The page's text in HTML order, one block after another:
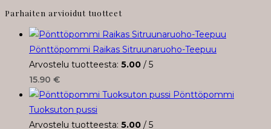
Parhaiten arvioidut tuotteet
Pönttöpommi Raikas Sitruunaruoho-Teepuu
Arvostelu tuotteesta: 5.00 / 5
15.90 €
Pönttöpommi
Tuoksuton pussi
Arvostelu tuotteesta: 5.00 / 5